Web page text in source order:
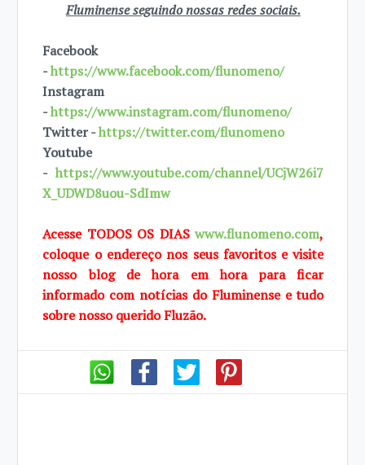
Fluminense seguindo nossas redes sociais.
Facebook
-https://www.facebook.com/flunomeno/
Instagram
-https://www.instagram.com/flunomeno/
Twitter -https://twitter.com/flunomeno
Youtube
-https://www.youtube.com/channel/UCjW26i7
X_UDWD8uou-SdImw
Acesse TODOS OS DIASwww.flunomeno.com,
coloque o endereço nos seus favoritos e visite
nosso blog de hora em hora para ficar
informado com notícias do Fluminense e tudo
sobre nosso querido Fluzão.